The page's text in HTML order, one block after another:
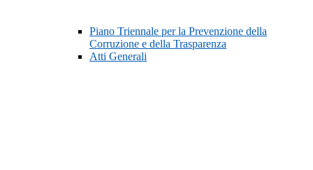
Piano Triennale per la Prevenzione della
Corruzione e della Trasparenza
Atti Generali